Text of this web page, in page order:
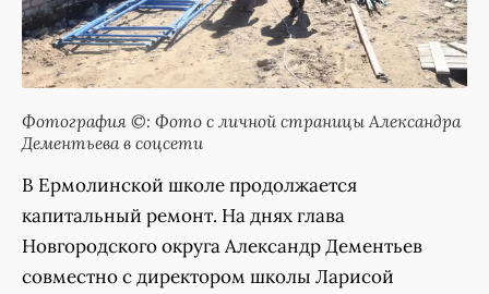
Фотография ©: Фото с личной страницы Александра
Дементьева в соцсети
В Ермолинской школе продолжается
капитальный ремонт. На днях глава
Новгородского округа Александр Дементьев
совместно с директором школы Ларисой